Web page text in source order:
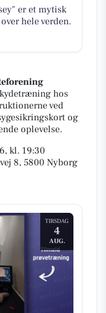
er et mytisk
hele verden.
hos
ved
og
oplevelse.
kl. 19:30
8, 5800 Nyborg
TIRSDAG
4
AUG.